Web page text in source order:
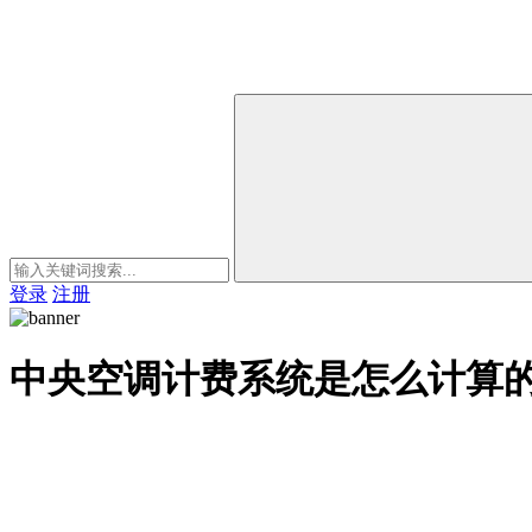
登录 注册
中央空调计费系统是怎么计算